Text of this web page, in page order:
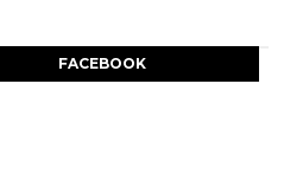
FACEBOOK